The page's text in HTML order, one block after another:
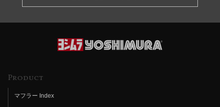
Product
マフラー Index